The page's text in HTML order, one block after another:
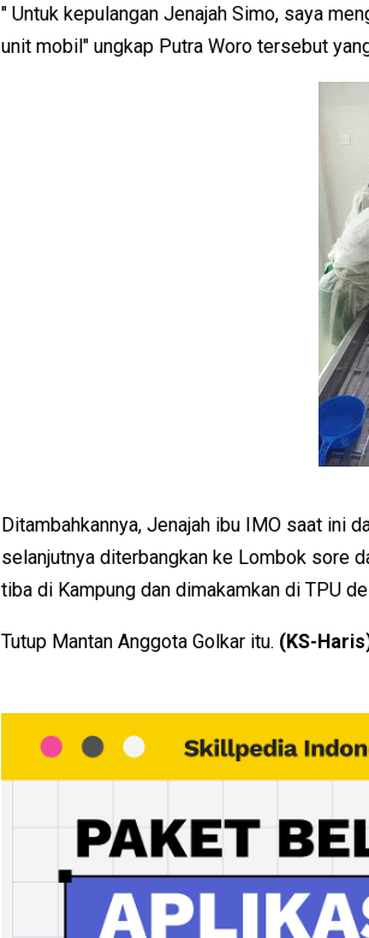
" Untuk kepulangan Jenajah Simo, saya
unit mobil" ungkap Putra Woro tersebut
Ditambahkannya, Jenajah ibu IMO saat ini
selanjutnya diterbangkan ke Lombok sore
tiba di Kampung dan dimakamkan di TPU
Tutup Mantan Anggota Golkar itu. (KS-